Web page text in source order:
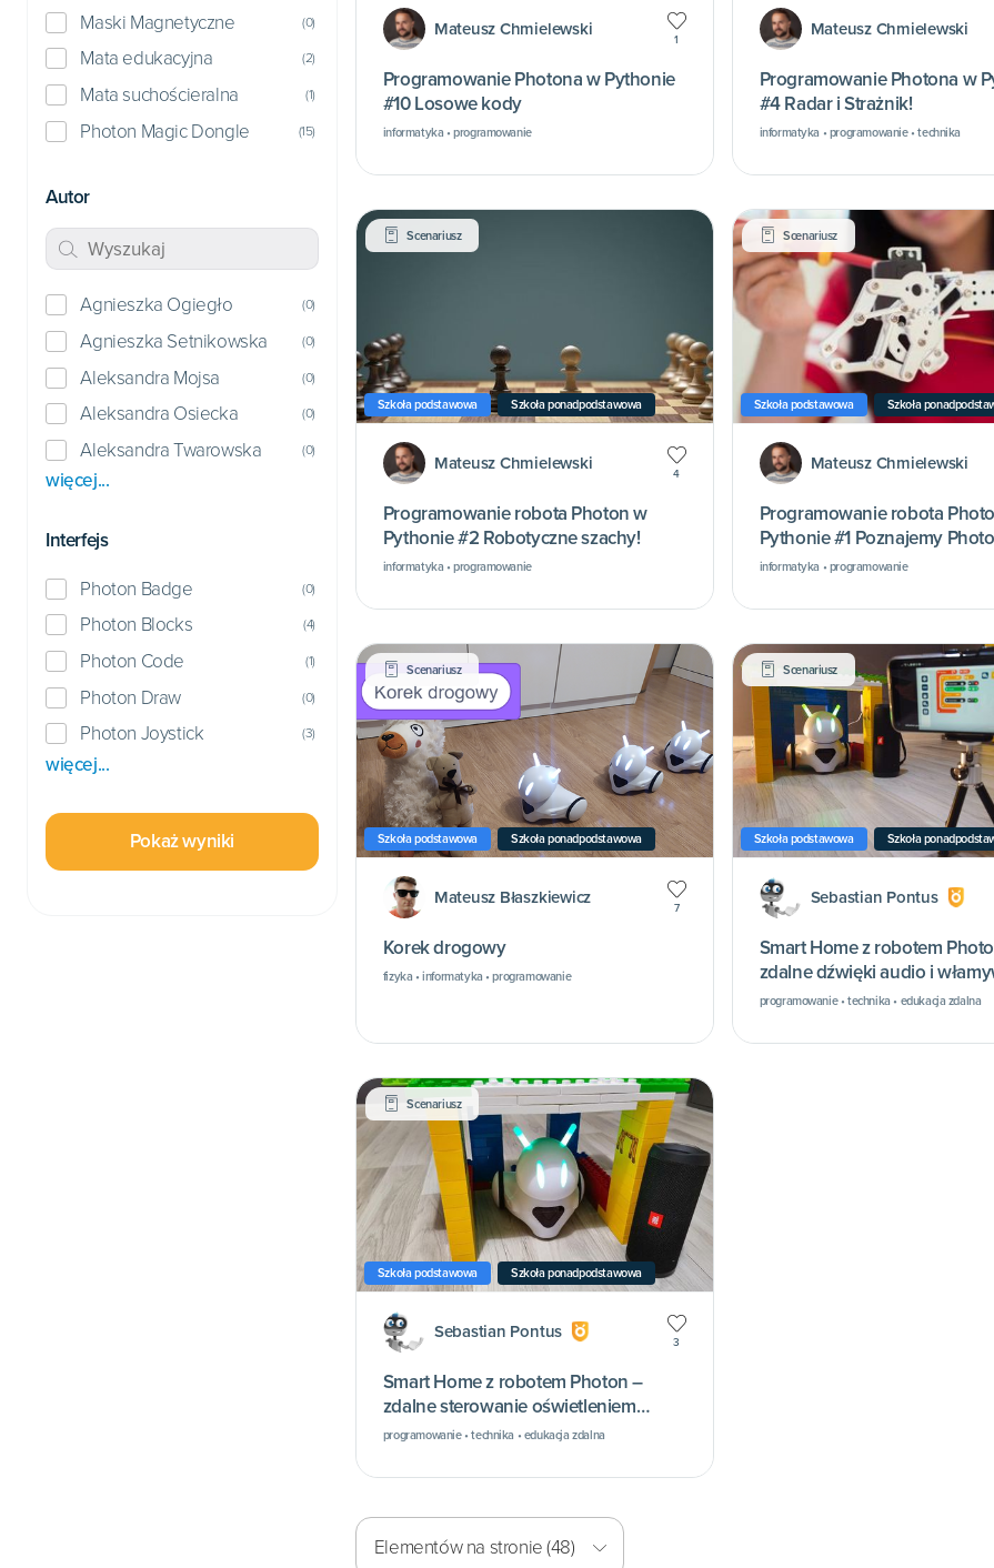
Maski Magnetyczne (0)
Mata edukacyjna (2)
Mata suchościeralna (1)
Photon Magic Dongle (15)
Autor
Agnieszka Ogiegło (0)
Agnieszka Setnikowska (0)
Aleksandra Mojsa (0)
Aleksandra Osiecka (0)
Aleksandra Twarowska (0)
więcej...
Interfejs
Photon Badge (0)
Photon Blocks (4)
Photon Code (1)
Photon Draw (0)
Photon Joystick (3)
więcej...
Pokaż wyniki
Mateusz Chmielewski
1
Programowanie Photona w Pythonie
#10 Losowe kody
informatyka • programowanie
Mateusz Chmielewski
Programowanie Photona w
#4 Radar i Strażnik!
informatyka • programowanie • technika
Scenariusz
Szkoła podstawowa Szkoła ponadpodstawowa
Mateusz Chmielewski
4
Programowanie robota Photon w
Pythonie #2 Robotyczne szachy!
informatyka • programowanie
Scenariusz
Szkoła podstawowa Szkoła
Mateusz Chmielewski
Programowanie robota
Pythonie #1 Poznajemy
Pythona!
informatyka • programowanie
Scenariusz
Szkoła podstawowa Szkoła ponadpodstawowa
Mateusz Błaszkiewicz
7
Korek drogowy
fizyka • informatyka • programowanie
Scenariusz
Szkoła podstawowa Szkoła
Sebastian Pontus
Smart Home z robotem
zdalne dźwięki audio i
programowanie • technika • edukacja zdalna
Scenariusz
Szkoła podstawowa Szkoła ponadpodstawowa
Sebastian Pontus
3
Smart Home z robotem Photon –
zdalne sterowanie oświetleniem
budynku
programowanie • technika • edukacja zdalna
Elementów na stronie (48)